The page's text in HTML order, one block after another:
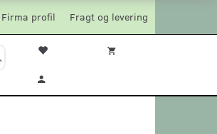
Fragt og levering
Firma profil